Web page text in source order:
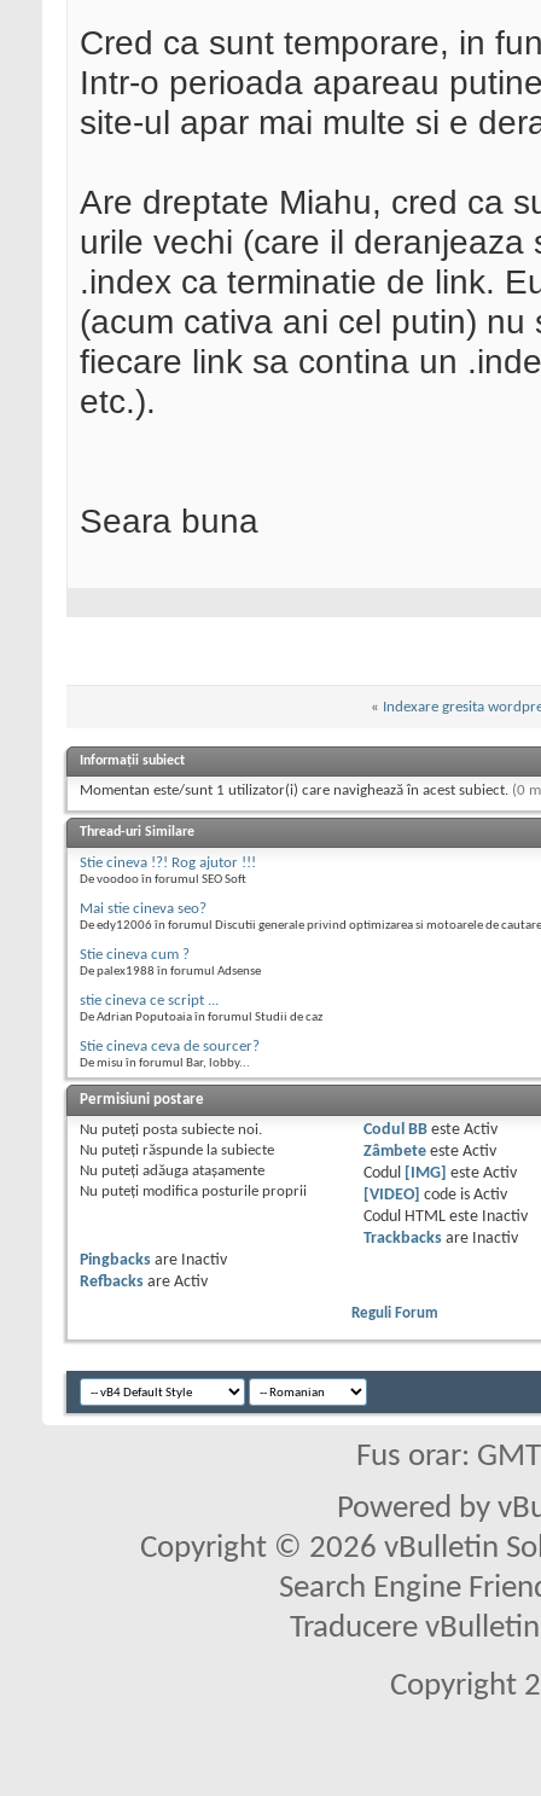
Cred ca sunt temporare, in
Intr-o perioada apareau
site-ul apar mai multe si e
Are dreptate Miahu, cred ca
urile vechi (care il
.index ca terminatie de link.
(acum cativa ani cel putin)
fiecare link sa contina un
etc.).
Seara buna
« Indexare gresita
Informații subiect
Momentan este/sunt 1 utilizator(i) care navighează în acest subiect. (0
Thread-uri Similare
Stie cineva !?! Rog ajutor !!!
De voodoo în forumul SEO Soft
Mai stie cineva seo?
De edy12006 în forumul Discutii generale privind optimizarea si motoarele de cautare
Stie cineva cum ?
De palex1988 în forumul Adsense
stie cineva ce script ...
De Adrian Poputoaia în forumul Studii de caz
Stie cineva ceva de sourcer?
De misu în forumul Bar, lobby...
Permisiuni postare
Nu puteţi posta subiecte noi.
Nu puteţi răspunde la subiecte
Nu puteţi adăuga ataşamente
Nu puteţi modifica posturile proprii
Codul BBeste Activ
Zâmbeteeste Activ
Codul
[IMG] este Activ
[VIDEO]
code is Activ
Codul HTML este
Inactiv
Trackbacksare
Inactiv
Pingbacks are
Inactiv
Refbacks are Activ
Reguli Forum
Fus orar:
Powered by
Copyright © 2026 vBulletin
Search Engine
Traducere
Copyright